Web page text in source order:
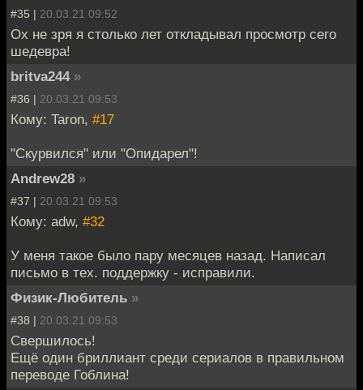
#35 | 20.03.21 09:52
Ох не зря я столько лет откладывал просмотр сего
шедевра!
britva244 »
#36 | 20.03.21 09:53
Кому: Taron, #17
"Скурвился" или "Опидарел"!
Andrew28 »
#37 | 20.03.21 09:53
Кому: adw, #32
У меня такое было пару месяцев назад. Написал
письмо в тех. поддержку - исправили.
Физик-Любитель »
#38 | 20.03.21 09:53
Свершилось!
Ещё один бриллиант среди сериалов в правильном
переводе Гоблина!